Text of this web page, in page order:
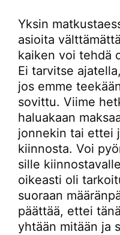
Yksin
asioita
kaiken voi tehdä
Ei tarvitse
jos emme
sovittu. Viime
haluakaan
jonnekin tai ettei
kiinnosta. Voi
sille
oikeasti oli
suoraan
päättää, ettei
yhtään mitään ja